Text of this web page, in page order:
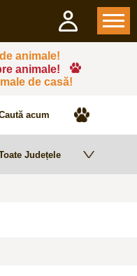
animale!
animale!
de casă!